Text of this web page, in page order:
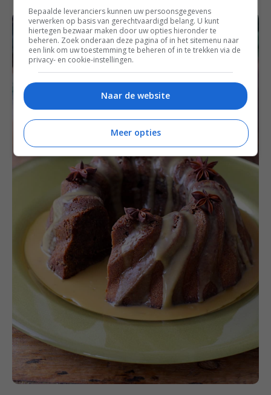
Bepaalde leveranciers kunnen uw persoonsgegevens
verwerken op basis van gerechtvaardigd belang. U kunt
hiertegen bezwaar maken door uw opties hieronder te
beheren. Zoek onderaan deze pagina of in het sitemenu naar
een link om uw toestemming te beheren of in te trekken via de
privacy- en cookie-instellingen.
Naar de website
Meer opties